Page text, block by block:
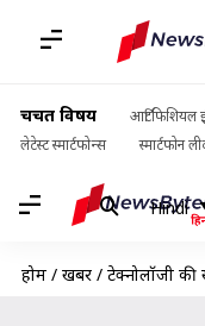
चर्चित विषय
लेटेस्ट स्मार्टफोन्स
स्मार्टफोन
Hindi
होम / खबरें / टेक्नोलॉजी की